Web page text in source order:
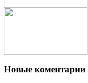
Новые коментарии